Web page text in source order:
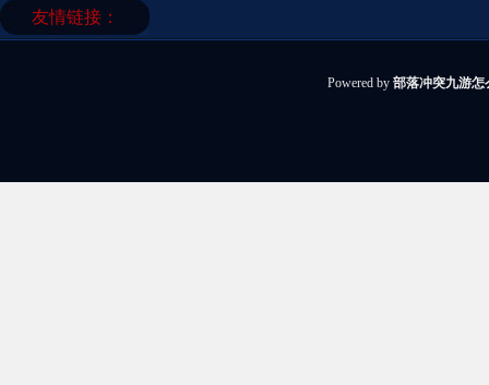
友情链接：
Powered by 部落冲突九游怎